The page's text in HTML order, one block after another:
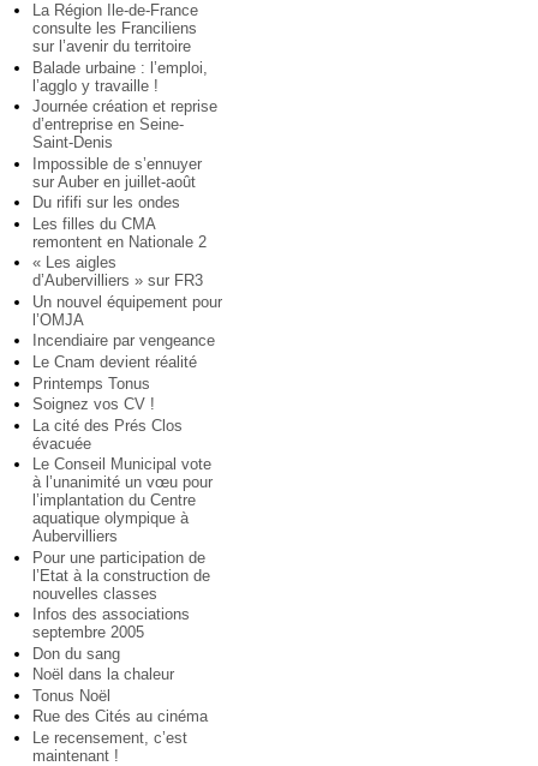
La Région Ile-de-France
consulte les Franciliens
sur l’avenir du territoire
Balade urbaine : l’emploi,
l’agglo y travaille !
Journée création et reprise
d’entreprise en Seine-
Saint-Denis
Impossible de s’ennuyer
sur Auber en juillet-août
Du rififi sur les ondes
Les filles du CMA
remontent en Nationale 2
« Les aigles
d’Aubervilliers » sur FR3
Un nouvel équipement pour
l’OMJA
Incendiaire par vengeance
Le Cnam devient réalité
Printemps Tonus
Soignez vos CV !
La cité des Prés Clos
évacuée
Le Conseil Municipal vote
à l’unanimité un vœu pour
l’implantation du Centre
aquatique olympique à
Aubervilliers
Pour une participation de
l’Etat à la construction de
nouvelles classes
Infos des associations
septembre 2005
Don du sang
Noël dans la chaleur
Tonus Noël
Rue des Cités au cinéma
Le recensement, c’est
maintenant !